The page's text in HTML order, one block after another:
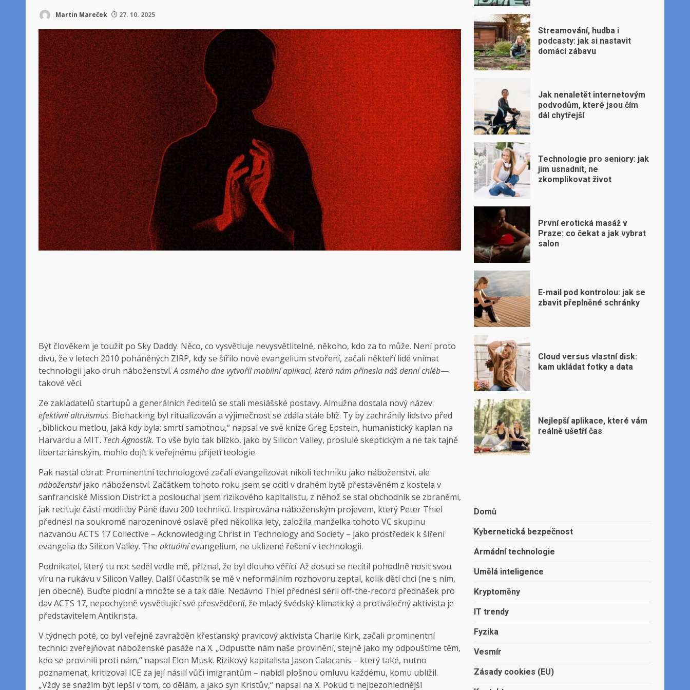
Martin Mareček 27. 10. 2025
Být člověkem je toužit po Sky Daddy. Něco, co vysvětluje nevysvětlitelné, někoho, kdo za to může. Není proto
divu, že v letech 2010 poháněných ZIRP, kdy se šířilo nové evangelium stvoření, začali někteří lidé vnímat
technologii jako druh náboženství.A osmého dne vytvořil mobilní aplikaci, která nám přinesla náš denní chléb—
takové věci.
Ze zakladatelů startupů a generálních ředitelů se stali mesiášské postavy. Almužna dostala nový název:
efektivní altruismus. Biohacking byl ritualizován a výjimečnost se zdála stále blíž. Ty by zachránily lidstvo před
„biblickou metlou, jaká kdy byla: smrtí samotnou,“ napsal ve své knize Greg Epstein, humanistický kaplan na
Harvardu a MIT. Tech Agnostik. To vše bylo tak blízko, jako by Silicon Valley, proslulé skeptickým a ne tak tajně
libertariánským, mohlo dojít k veřejnému přijetí teologie.
Pak nastal obrat: Prominentní technologové začali evangelizovat nikoli techniku ​​jako náboženství, ale
náboženstvíjako náboženství. Začátkem tohoto roku jsem se ocitl v drahém bytě přestavěném z kostela v
sanfranciské Mission District a poslouchal jsem rizikového kapitalistu, z něhož se stal obchodník se zbraněmi,
jak recituje části modlitby Páně davu 200 techniků. Inspirována náboženským projevem, který Peter Thiel
přednesl na soukromé narozeninové oslavě před několika lety, založila manželka tohoto VC skupinu
nazvanou ACTS 17 Collective – Acknowledging Christ in Technology and Society – jako prostředek k šíření
evangelia do Silicon Valley. The aktuálníevangelium, ne uklizené řešení v technologii.
Podnikatel, který tu noc seděl vedle mě, přiznal, že byl dlouho věřící. Až dosud se necítil pohodlně nosit svou
víru na rukávu v Silicon Valley. Další účastník se mě v neformálním rozhovoru zeptal, kolik dětí chci (ne s ním,
jen obecně). Buďte plodní a množte se a tak dále. Nedávno Thiel přednesl sérii off-the-record přednášek pro
dav ACTS 17, nepochybně vysvětlující své přesvědčení, že mladý švédský klimatický a protiválečný aktivista je
představitelem Antikrista.
V týdnech poté, co byl veřejně zavražděn křesťanský pravicový aktivista Charlie Kirk, začali prominentní
technici zveřejňovat náboženské pasáže na X. „Odpusťte nám naše provinění, stejně jako my odpouštíme těm,
kdo se provinili proti nám,“ napsal Elon Musk. Rizikový kapitalista Jason Calacanis – který také, nutno
poznamenat, kritizoval ICE za její násilí vůči imigrantům – nabídl plošnou omluvu každému, komu ublížil.
„Vždy se snažím být lepší v tom, co dělám, a jako syn Kristův,“ napsal na X. Pokud ti nejbezohlednější
Streamování, hudba i
podcasty: jak si nastavit
domácí zábavu
Jak nenaletět internetovým
podvodům, které jsou čím
dál chytřejší
Technologie pro seniory: jak
jim usnadnit, ne
zkomplikovat život
První erotická masáž v
Praze: co čekat a jak vybrat
salon
E-mail pod kontrolou: jak se
zbavit přeplněné schránky
Cloud versus vlastní disk:
kam ukládat fotky a data
Nejlepší aplikace, které vám
reálně ušetří čas
Domů
Kybernetická bezpečnost
Armádní technologie
Umělá inteligence
Kryptoměny
IT trendy
Fyzika
Vesmír
Zásady cookies (EU)